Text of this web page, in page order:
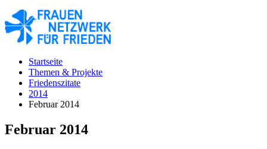
Startseite
Themen & Projekte
Friedenszitate
2014
Februar 2014
Februar 2014